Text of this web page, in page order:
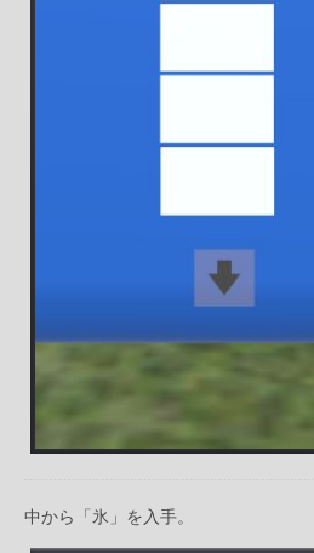
中から「氷」を入手。